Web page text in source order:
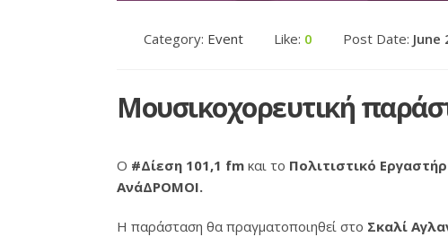
Category: Event Like: 0 Post Date: June
Mουσικοχορευτική
Ο #Δίεση 101,1 fm και το Πολιτιστικό
ΑνάΔΡΟΜΟΙ.
Η παράσταση θα πραγματοποιηθεί στο Σκαλί